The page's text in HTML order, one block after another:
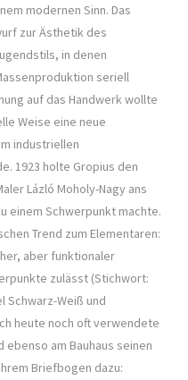
modernen Sinn. Das
zur Ästhetik des
in denen
seriell
auf das Handwerk wollte
Weise eine neue
industriellen
1923 holte Gropius den
Lázló Moholy-Nagy ans
einem Schwerpunkt machte.
Trend zum Elementaren:
aber funktionaler
zulässt (Stichwort:
Weiß und
heute noch oft verwendete
am Bauhaus seinen
Briefbogen dazu: